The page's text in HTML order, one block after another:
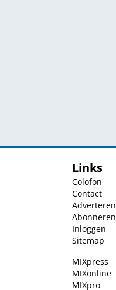
Links
Colofon
Contact
Adverteren
Abonneren
Inloggen
Sitemap
MIXpress
MIXonline
MIXpro